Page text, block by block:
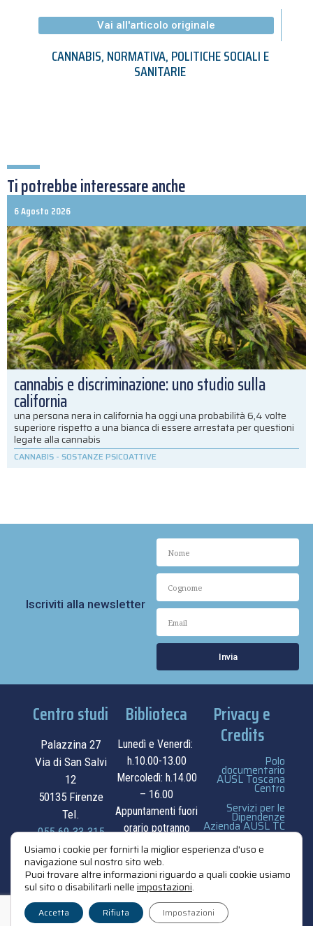
Vai all'articolo originale
CANNABIS,NORMATIVA,POLITICHE SOCIALI E
SANITARIE
Ti potrebbe interessare anche
6 Agosto 2026
cannabis e discriminazione: uno studio sulla
california
una persona nera in california ha oggi una probabilità 6,4 volte
superiore rispetto a una bianca di essere arrestata per questioni
legate alla cannabis
CANNABIS - SOSTANZE PSICOATTIVE
Iscriviti alla newsletter
Invia
Centro studi
Palazzina 27
Via di San Salvi
12
50135 Firenze
Tel.
055.69.33.315
contatti
Biblioteca
Lunedì e Venerdì:
h.10.00-13.00
Mercoledì: h.14.00
– 16.00
Appuntamenti fuori
orario potranno
essere
concordati su
appuntamento.
contatti
Privacy e
Credits
Polo
documentario
AUSL Toscana
Centro
Servizi per le
Dipendenze
Azienda AUSL TC
privacy e cookie
Usiamo i cookie per fornirti la miglior esperienza d'uso e
navigazione sul nostro sito web.
Puoi trovare altre informazioni riguardo a quali cookie usiamo
sul sito o disabilitarli nelleimpostazioni.
Accetta Rifiuta Impostazioni